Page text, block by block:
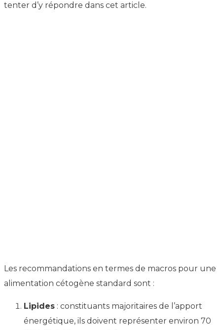
tenter d’y répondre dans cet article.
Les recommandations en termes de macros pour une
alimentation cétogène standard sont :
Lipides : constituants majoritaires de l’apport
énergétique, ils doivent représenter environ 70